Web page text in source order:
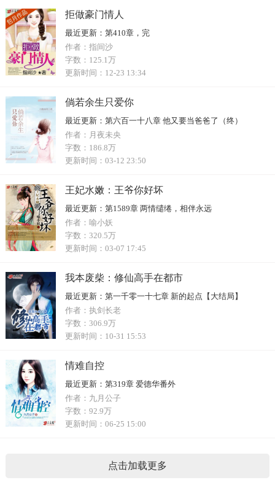
拒做豪门情人
最近更新： 第410章，完
作者： 指间沙
字数： 125.1万
更新时间： 12-23 13:34
倘若余生只爱你
最近更新： 第六百一十八章 他又要当爸爸了（终）
作者： 月夜未央
字数： 186.8万
更新时间： 03-12 23:50
王妃水嫩：王爷你好坏
最近更新： 第1589章 两情缱绻，相伴永远
作者： 喻小妖
字数： 320.5万
更新时间： 03-07 17:45
我本废柴：修仙高手在都市
最近更新： 第一千零一十七章 新的起点【大结局】
作者： 执剑长老
字数： 306.9万
更新时间： 10-31 15:53
情难自控
最近更新： 第319章 爱德华番外
作者： 九月公子
字数： 92.9万
更新时间： 06-25 15:00
点击加载更多